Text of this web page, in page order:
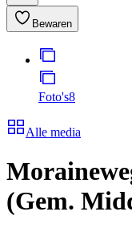
Bewaren
Foto's8
Alle media
(Gem.